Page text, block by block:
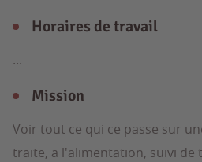
Horaires de travail
...
Mission
Voir tout ce qui ce passe sur
traite, a l'alimentation, suivi de